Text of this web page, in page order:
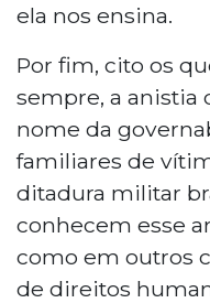
ela nos ensina.
Por fim, cito os
sempre, a anistia
nome da
familiares de
ditadura militar
conhecem esse
como em outros
de direitos